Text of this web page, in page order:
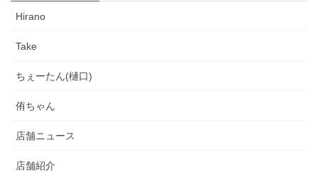
Hirano
Take
ちぇーたん(樋口)
侑ちゃん
店舗ニュース
店舗紹介